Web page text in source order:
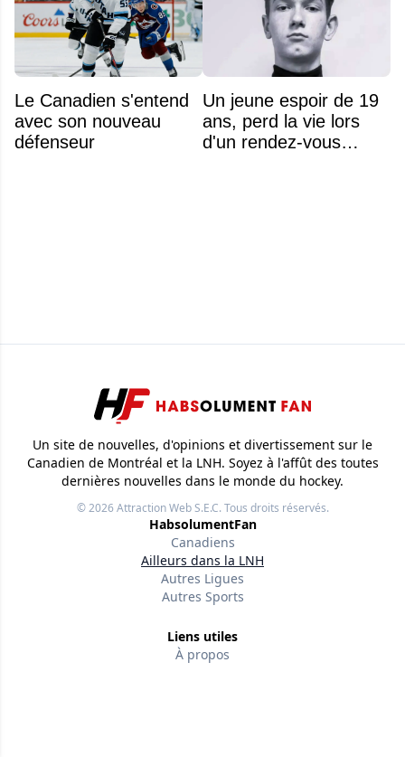
Le Canadien s'entend
avec son nouveau
défenseur
Un jeune espoir de 19
ans, perd la vie lors
d'un rendez-vous
Un site de nouvelles, d'opinions et divertissement sur le
Canadien de Montréal et la LNH. Soyez à l'affût des toutes
dernières nouvelles dans le monde du hockey.
© 2026Attraction Web S.E.C.Tous droits réservés.
HabsolumentFan
Canadiens
Ailleurs dans la LNH
Autres Ligues
Autres Sports
Liens utiles
À propos